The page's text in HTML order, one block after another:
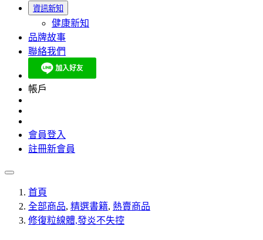
資訊新知
健康新知
品牌故事
聯絡我們
帳戶
會員登入
註冊新會員
首頁
全部商品, 精選書籍, 熱賣商品
修復粒線體,發炎不失控